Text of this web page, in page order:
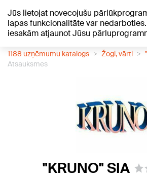
Jūs lietojat novecojušu
lapas funkcionalitāte var
iesakām atjaunot Jūsu
+17°C
1188 uzņēmumu katalogs Žogi, vārti
Atsauksmes
"KRUNO" SIA